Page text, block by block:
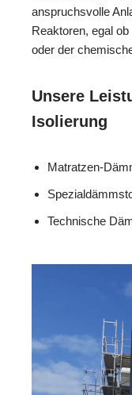
anspruchsvolle
Reaktoren, egal
oder der
Unsere
Isolierung
Matratzen-
Technische